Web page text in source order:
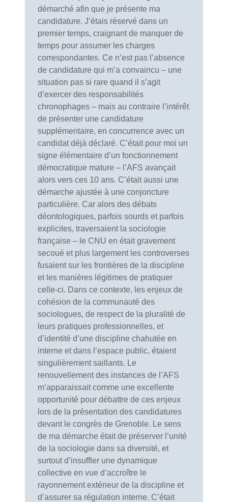
démarché afin que je présente ma
candidature. J’étais réservé dans un
premier temps, craignant de manquer de
temps pour assumer les charges
correspondantes. Ce n’est pas l’absence
de candidature qui m’a convaincu – une
situation pas si rare quand il s’agit
d’exercer des responsabilités
chronophages – mais au contraire l’intérêt
de présenter une candidature
supplémentaire, en concurrence avec un
candidat déjà déclaré. C’était pour moi un
signe élémentaire d’un fonctionnement
démocratique mature – l’AFS avançait
alors vers ces 10 ans. C’était aussi une
démarche ajustée à une conjoncture
particulière. Car alors des débats
déontologiques, parfois sourds et parfois
explicites, traversaient la sociologie
française – le CNU en était gravement
secoué et plus largement les controverses
fusaient sur les frontières de la discipline
et les manières légitimes de pratiquer
celle-ci. Dans ce contexte, les enjeux de
cohésion de la communauté des
sociologues, de respect de la pluralité de
leurs pratiques professionnelles, et
d’identité d’une discipline chahutée en
interne et dans l’espace public, étaient
singulièrement saillants. Le
renouvellement des instances de l’AFS
m’apparaissait comme une excellente
opportunité pour débattre de ces enjeux
lors de la présentation des candidatures
devant le congrès de Grenoble. Le sens
de ma démarche était de préserver l’unité
de la sociologie dans sa diversité, et
surtout d’insuffler une dynamique
collective en vue d’accroître le
rayonnement extérieur de la discipline et
d’assurer sa régulation interne. C’était